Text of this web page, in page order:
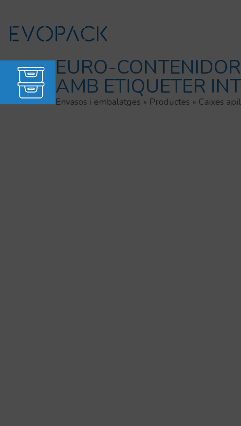
contingut
EURO-
AMB ETIQUETER
Envasos i embalatges » Productes » Caixes